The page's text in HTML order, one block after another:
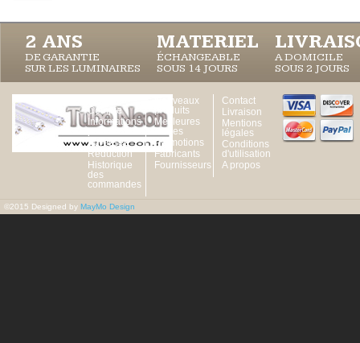
2 ANS
DE GARANTIE
SUR LES LUMINAIRES
MATERIEL
ÉCHANGEABLE
SOUS 14 JOURS
A DOMICILE
SOUS 2 JOURS
Compte
Informations
personnelles
Adresses
Réduction
Historique
des
commandes
Nouveaux
produits
Meilleures
ventes
Promotions
Fabricants
Fournisseurs
Contact
Livraison
Mentions
légales
Conditions
d'utilisation
A propos
©2015 Designed by MayMo Design